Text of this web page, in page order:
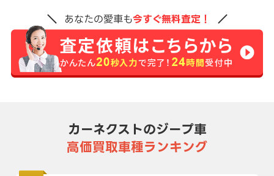
あなたの愛車も今すぐ無料査定！
カーネクストのジープ車
高価買取車種ランキング